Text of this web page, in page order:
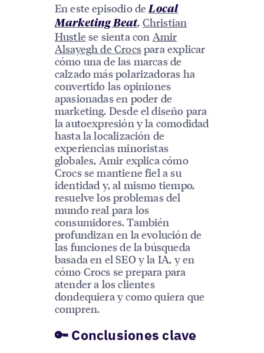
En este episodio de Local
Marketing Beat, Christian
Hustle se sienta con Amir
Alsayegh de Crocspara explicar
cómo una de las marcas de
calzado más polarizadoras ha
convertido las opiniones
apasionadas en poder de
marketing. Desde el diseño para
la autoexpresión y la comodidad
hasta la localización de
experiencias minoristas
globales, Amir explica cómo
Crocs se mantiene fiel a su
identidad y, al mismo tiempo,
resuelve los problemas del
mundo real para los
consumidores. También
profundizan en la evolución de
las funciones de la búsqueda
basada en el SEO y la IA, y en
cómo Crocs se prepara para
atender a los clientes
dondequiera y como quiera que
compren.
🔑 Conclusiones clave